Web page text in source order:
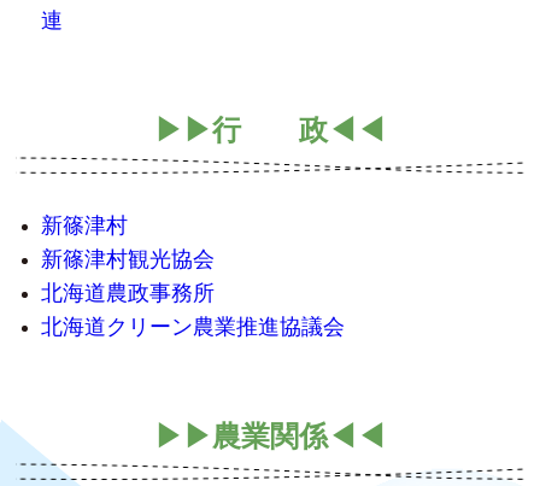
連
▶▶行 政◀◀
新篠津村
新篠津村観光協会
北海道農政事務所
北海道クリーン農業推進協議会
▶▶農業関係◀◀